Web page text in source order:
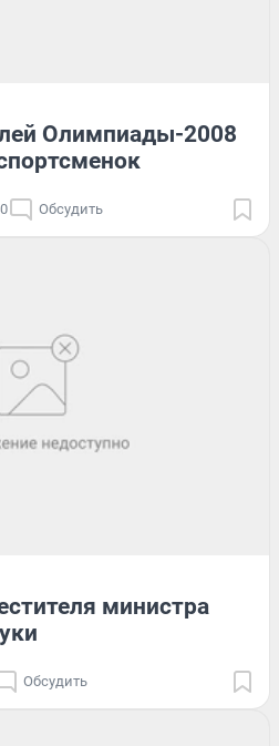
Олимпиады-2008
Обсудить
министра
Обсудить